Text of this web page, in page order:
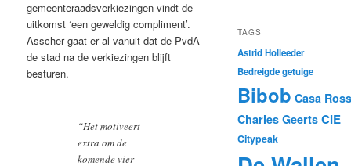
gemeenteraadsverkiezingen vindt de
uitkomst ‘een geweldig compliment’.
Asscher gaat er al vanuit dat de PvdA
de stad na de verkiezingen blijft
besturen.
“Het motiveert
extra om de
komende vier
TAGS
Astrid Holleeder
Bedreigde getuige
Bibob Casa
Charles Geerts CIE
Citypeak